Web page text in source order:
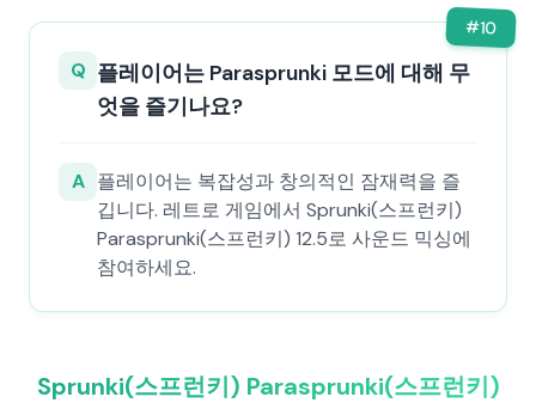
#10
Q 플레이어는 Parasprunki 모드에 대해 무
엇을 즐기나요?
A 플레이어는 복잡성과 창의적인 잠재력을 즐
깁니다. 레트로 게임에서 Sprunki(스프런키)
Parasprunki(스프런키) 12.5로 사운드 믹싱에
참여하세요.
Sprunki(스프런키) Parasprunki(스프런키)